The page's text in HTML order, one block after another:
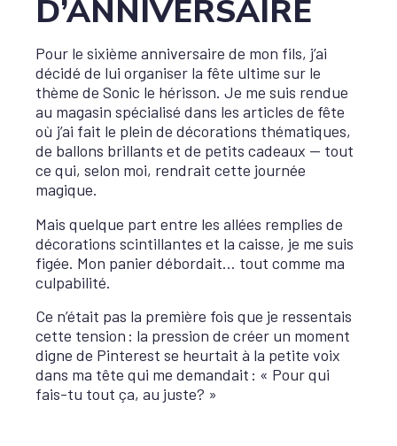
D’ANNIVERSAIRE
Pour le sixième anniversaire de mon fils, j’ai
décidé de lui organiser la fête ultime sur le
thème de Sonic le hérisson. Je me suis rendue
au magasin spécialisé dans les articles de fête
où j’ai fait le plein de décorations thématiques,
de ballons brillants et de petits cadeaux — tout
ce qui, selon moi, rendrait cette journée
magique.
Mais quelque part entre les allées remplies de
décorations scintillantes et la caisse, je me suis
figée. Mon panier débordait… tout comme ma
culpabilité.
Ce n’était pas la première fois que je ressentais
cette tension : la pression de créer un moment
digne de Pinterest se heurtait à la petite voix
dans ma tête qui me demandait : « Pour qui
fais-tu tout ça, au juste? »